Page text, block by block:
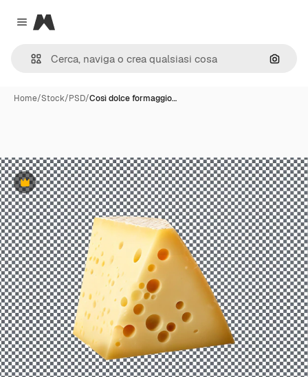
Close menu
Magnific
Cerca
Home/Stock/PSD/Così dolce formaggio…
Premium